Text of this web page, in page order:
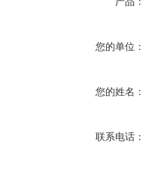
您的单位：
您的姓名：
联系电话：